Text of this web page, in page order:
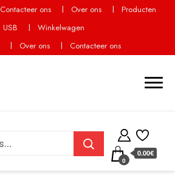
Contacteer ons Over ons
Producten
USB
Winkelwagen
Over ons Contacteer ons
0
0.00€